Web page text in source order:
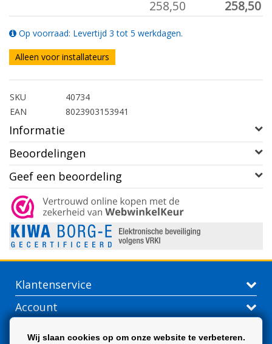
258,50 258,50
Op voorraad: Levertijd 3 tot 5 werkdagen.
Alleen voor installateurs
SKU
40734
EAN
8023903153941
Informatie
Beoordelingen
Geef een beoordeling
Klantenservice
Account
Wij slaan cookies op om onze website te verbeteren.